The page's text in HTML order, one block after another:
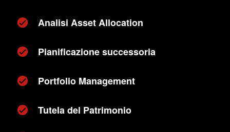
Analisi Asset Allocation
Pianificazione successoria
Portfolio Management
Tutela del Patrimonio